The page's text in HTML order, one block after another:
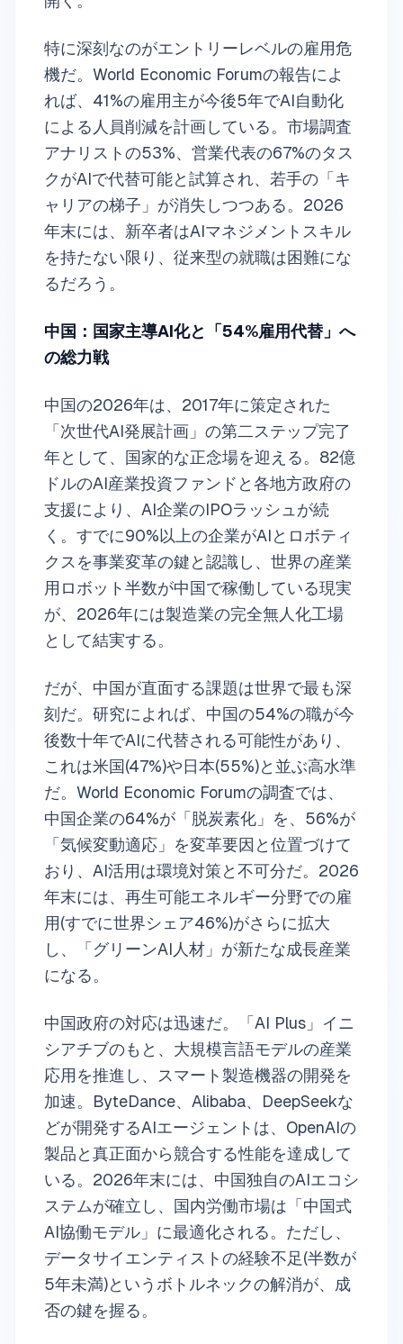
特に深刻なのがエントリーレベルの雇用危
機だ。World Economic Forumの報告によ
れば、41%の雇用主が今後5年でAI自動化
による人員削減を計画している。市場調査
アナリストの53%、営業代表の67%のタス
クがAIで代替可能と試算され、若手の「キ
ャリアの梯子」が消失しつつある。2026
年末には、新卒者はAIマネジメントスキル
を持たない限り、従来型の就職は困難にな
るだろう。
中国：国家主導AI化と「54%雇用代替」へ
の総力戦
中国の2026年は、2017年に策定された
「次世代AI発展計画」の第二ステップ完了
年として、国家的な正念場を迎える。82億
ドルのAI産業投資ファンドと各地方政府の
支援により、AI企業のIPOラッシュが続
く。すでに90%以上の企業がAIとロボティ
クスを事業変革の鍵と認識し、世界の産業
用ロボット半数が中国で稼働している現実
が、2026年には製造業の完全無人化工場
として結実する。
だが、中国が直面する課題は世界で最も深
刻だ。研究によれば、中国の54%の職が今
後数十年でAIに代替される可能性があり、
これは米国(47%)や日本(55%)と並ぶ高水準
だ。World Economic Forumの調査では、
中国企業の64%が「脱炭素化」を、56%が
「気候変動適応」を変革要因と位置づけて
おり、AI活用は環境対策と不可分だ。2026
年末には、再生可能エネルギー分野での雇
用(すでに世界シェア46%)がさらに拡大
し、「グリーンAI人材」が新たな成長産業
になる。
中国政府の対応は迅速だ。「AI Plus」イニ
シアチブのもと、大規模言語モデルの産業
応用を推進し、スマート製造機器の開発を
加速。ByteDance、Alibaba、DeepSeekな
どが開発するAIエージェントは、OpenAIの
製品と真正面から競合する性能を達成して
いる。2026年末には、中国独自のAIエコシ
ステムが確立し、国内労働市場は「中国式
AI協働モデル」に最適化される。ただし、
データサイエンティストの経験不足(半数が
5年未満)というボトルネックの解消が、成
否の鍵を握る。